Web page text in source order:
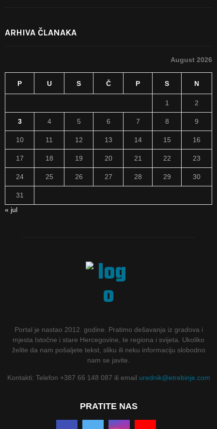
ARHIVA ČLANAKA
August 2026
P U S Č P S N
1 2
3 4 5 6 7 8 9
10 11 12 13 14 15 16
17 18 19 20 21 22 23
24 25 26 27 28 29 30
31
« jul
Portal je nastao 2012. godine. Pratimo dešavanja iz gradova i
mjesta Istočne i stare Hercegovine, te regiona i svijeta. Ukoliko
želite da nam pošaljete tekst, sliku ili neku informaciju slobodno
nam se javite.
Kontakti: Telefon +387 66 148 087 ili email urednik@etrebinje.com
PRATITE NAS